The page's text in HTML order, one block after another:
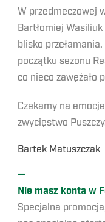
W przedmeczowej
Bartłomiej
blisko
początku sezonu
co nieco zawężało
Czekamy na
zwycięstwo
Bartek Matuszczak
—
Nie masz konta w
Specjalna